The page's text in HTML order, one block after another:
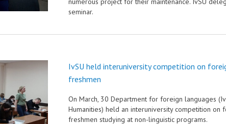
seminar.
IvSU held interuniversity competition on
freshmen
On March, 30 Department for foreign languages
Humanities) held an interuniversity competition on
freshmen studying at non-linguistic programs.